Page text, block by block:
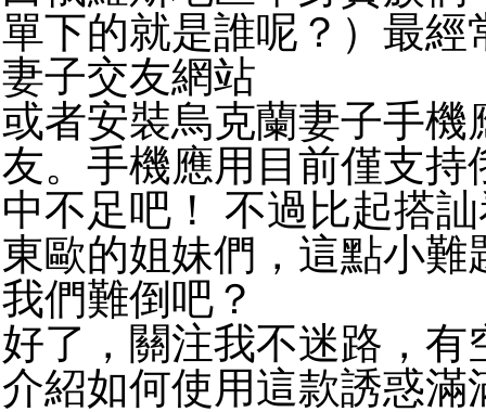
單下的就是誰呢？）最經
妻子交友網站
或者安裝烏克蘭妻子手機
友。手機應用目前僅支持
中不足吧！ 不過比起搭
東歐的姐妹們，這點小難
我們難倒吧？
好了，關注我不迷路，有
介紹如何使用這款誘惑滿